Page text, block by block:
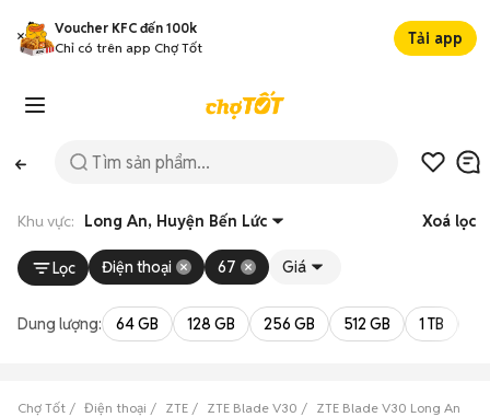
Voucher KFC đến 100k
Chỉ có trên app Chợ Tốt
Tải app
Khu vực: Long An, Huyện Bến Lức Xoá lọc
Lọc Điện thoại 67 Giá
Dung lượng: 64 GB 128 GB 256 GB 512 GB 1 TB
Chợ Tốt Điện thoại ZTE ZTE Blade V30 ZTE Blade V30 Long An